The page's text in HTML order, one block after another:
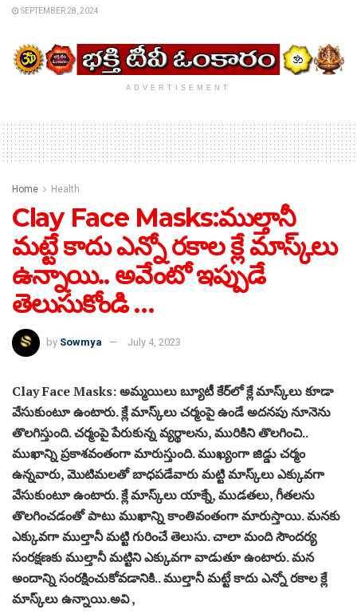
SEPTEMBER 28, 2024
ADVERTISEMENT
Home Health
Clay Face Masks:ముల్తానీ
మట్టే కాదు ఎన్నో రకాల క్లే మాస్క్‌లు
ఉన్నాయి.. అవేంటో ఇప్పుడే
తెలుసుకోండి …
by Sowmya July 4, 2023
Clay Face Masks: అమ్మయిలు బ్యూటీ కేర్‌లో క్లే మాస్క్‌లు కూడా
వేసుకుంటూ ఉంటారు. క్లే మాస్క్‌లు చర్మంపై ఉండే అదనపు నూనెను
తొలగిస్తుంది. చర్మంపై పేరుకున్న వ్యర్థాలను, మురికిని తొలగించి..
ముఖాన్ని ప్రకాశవంతంగా మారుస్తుంది. ముఖ్యంగా జిడ్డు చర్మం
ఉన్నవారు, మొటిమలతో బాధపడేవారు మట్టి మాస్క్‌లు ఎక్కువగా
వేసుకుంటూ ఉంటారు. క్లే మాస్క్‌లు యాక్నే, ముడతలు, గీతలను
తొలగించడంతో పాటు ముఖాన్ని కాంతివంతంగా మారుస్తాయి. మనకు
ఎక్కువగా ముల్తానీ మట్టి గురించే తెలుసు. చాలా మంది సౌందర్య
సంరక్షణకు ముల్తానీ మట్టిని ఎక్కువగా వాడుతూ ఉంటారు. మన
అందాన్ని సంరక్షించుకోవడానికి.. ముల్తానీ మట్టే కాదు ఎన్నో రకాల క్లే
మాస్క్‌లు ఉన్నాయి.అవి ,